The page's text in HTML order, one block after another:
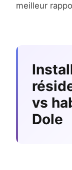
meilleur
vs
Dole